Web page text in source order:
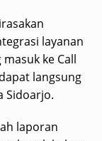
layanan
ke Call
langsung
Sidoarjo.
laporan